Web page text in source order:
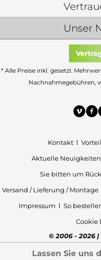
Unser
* Alle Preise inkl. gesetzl.
Nachnahmegebühren,
Kontakt
Aktuelle
Sie bitten um
Versand / Lieferung / Montage
Impressum
So
Cookie
© 2006 - 2026
Lassen Sie uns